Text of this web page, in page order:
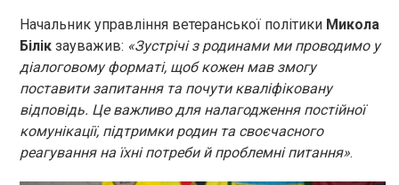
Начальник управління ветеранської політики Микола
Білік зауважив: «Зустрічі з родинами ми проводимо у
діалоговому форматі, щоб кожен мав змогу
поставити запитання та почути кваліфіковану
відповідь. Це важливо для налагодження постійної
комунікації, підтримки родин та своєчасного
реагування на їхні потреби й проблемні питання».